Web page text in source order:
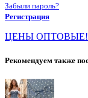
Забыли пароль?
Регистрация
ЦЕНЫ ОПТОВЫЕ!
Рекомендуем также